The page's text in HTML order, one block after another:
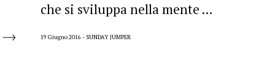
che si sviluppa nella mente ...
19 Giugno 2016 SUNDAY JUMPER